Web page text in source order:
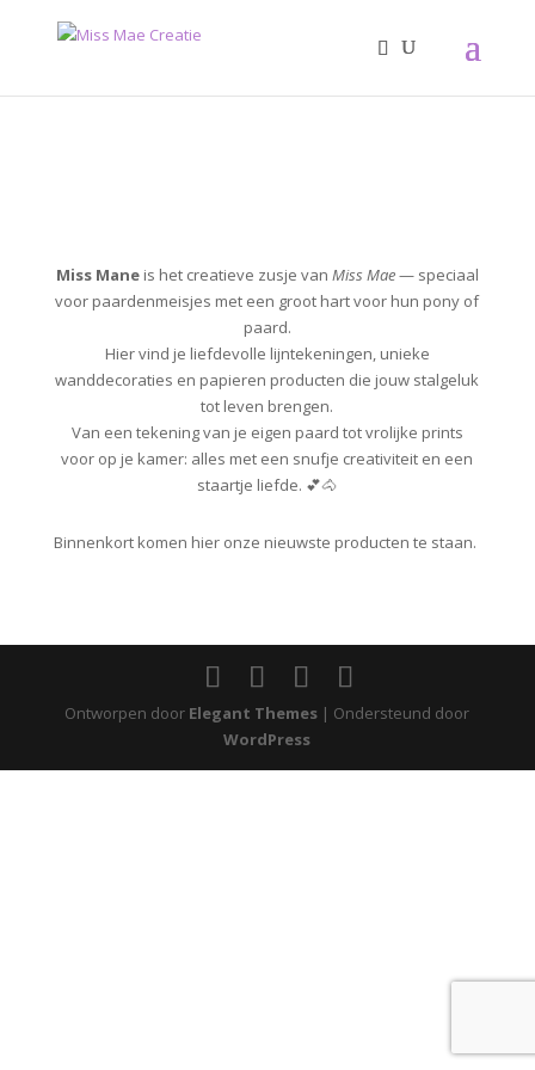
Miss Maneis het creatieve zusje van Miss Mae— speciaal
voor paardenmeisjes met een groot hart voor hun pony of
paard.
Hier vind je liefdevolle lijntekeningen, unieke
wanddecoraties en papieren producten die jouw stalgeluk
tot leven brengen.
Van een tekening van je eigen paard tot vrolijke prints
voor op je kamer: alles met een snufje creativiteit en een
staartje liefde. 💕🐴
Binnenkort komen hier onze nieuwste producten te staan.
Ontworpen door Elegant Themes | Ondersteund door
WordPress